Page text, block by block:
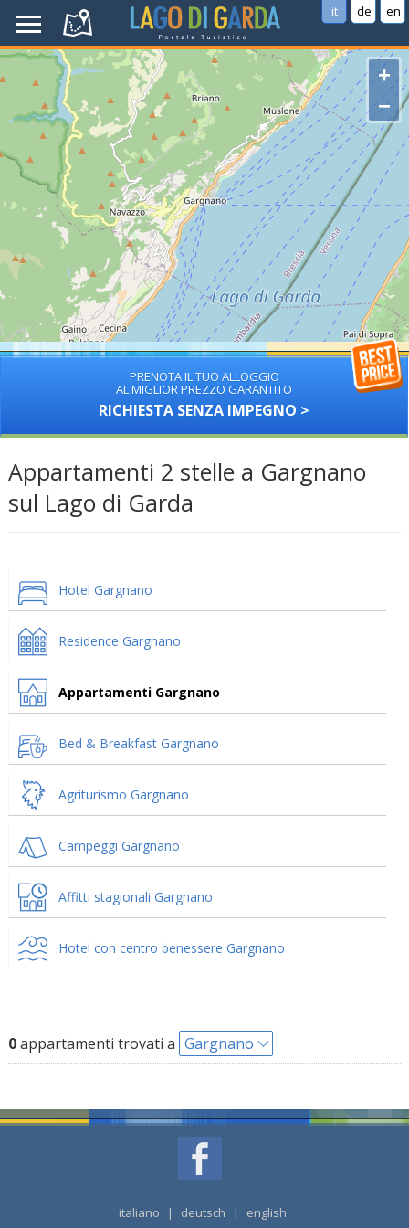
it de en
+
−
PRENOTA IL TUO ALLOGGIO
AL MIGLIOR PREZZO GARANTITO
RICHIESTA SENZA IMPEGNO >
Appartamenti 2 stelle a Gargnano
sul Lago di Garda
Hotel Gargnano
Residence Gargnano
Appartamenti Gargnano
Bed & Breakfast Gargnano
Agriturismo Gargnano
Campeggi Gargnano
Affitti stagionali Gargnano
Hotel con centro benessere Gargnano
0appartamenti trovati a Gargnano
italiano | deutsch | english